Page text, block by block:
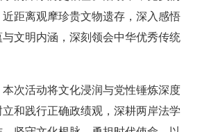
距离观摩珍贵文物遗存，深入感悟
文明内涵，深刻领会中华优秀传统
次活动将文化浸润与党性锤炼深度
和践行正确政绩观，深耕两岸法学